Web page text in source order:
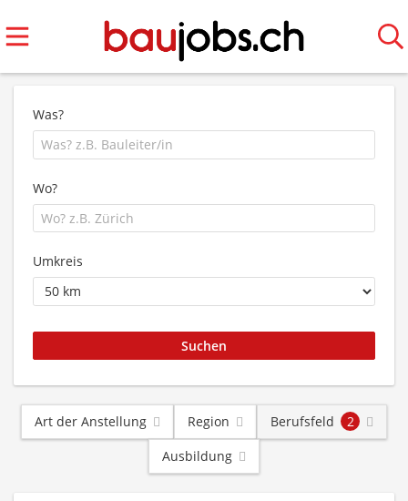
Was?
Wo?
Umkreis
Art der Anstellung Region Berufsfeld
2
Ausbildung